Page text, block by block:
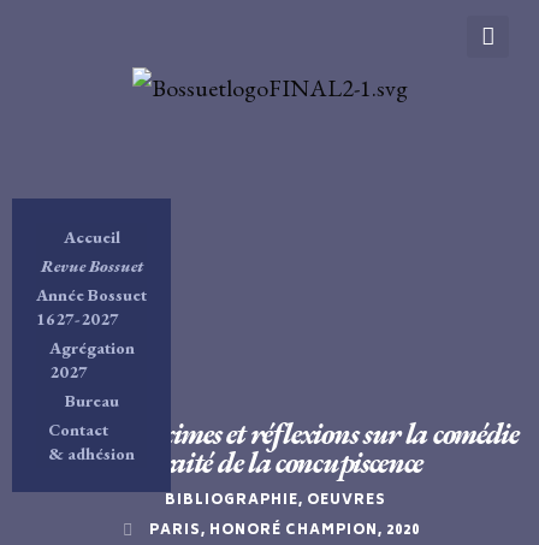
Accueil
Revue Bossuet
Année Bossuet
1627-2027
Agrégation
2027
Bureau
Contact
& adhésion
Bossuet, Maximes et réflexions sur la comédie
et Traité de la concupiscence
BIBLIOGRAPHIE, OEUVRES
PARIS, HONORÉ CHAMPION, 2020